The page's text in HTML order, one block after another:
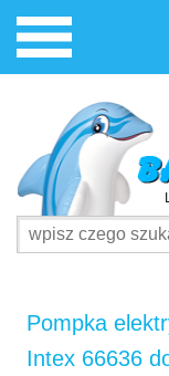
Pompka
Intex 66636